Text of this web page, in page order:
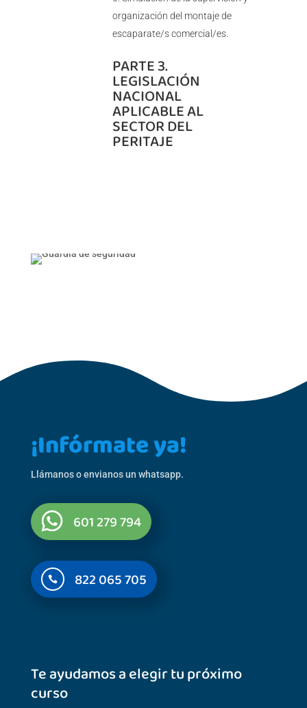
organización del montaje de
escaparate/s comercial/es.
PARTE 3.
LEGISLACIÓN
NACIONAL
APLICABLE AL
SECTOR DEL
PERITAJE
¡Infórmate ya!
Llámanos o envianos un whatsapp.
601 279 794
 822 065 705
Te ayudamos a elegir tu próximo
curso